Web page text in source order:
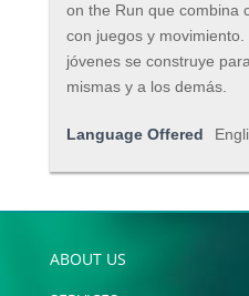
on the Run que combina
con juegos y
jóvenes se construye
mismas y a los demás.
Language Offered
ABOUT US